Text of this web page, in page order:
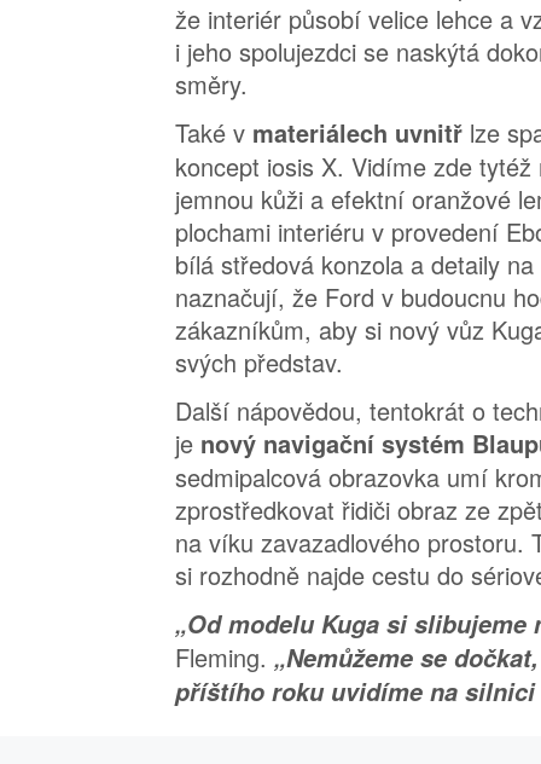
že interiér působí velice lehce a
i jeho spolujezdci se naskýtá
směry.
Také v materiálech uvnitř lze
koncept iosis X. Vidíme zde
jemnou kůži a efektní oranžové
plochami interiéru v provedení
bílá středová konzola a detaily
naznačují, že Ford v budoucnu
zákazníkům, aby si nový vůz
svých představ.
Další nápovědou, tentokrát o
je nový navigační systém
sedmipalcová obrazovka umí
zprostředkovat řidiči obraz ze
na víku zavazadlového prostoru.
si rozhodně najde cestu do
„Od modelu Kuga si slibujeme
Fleming. „Nemůžeme se
příštího roku uvidíme na silnici